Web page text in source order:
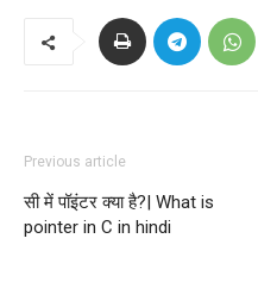
Previous article
सी में पॉइंटर क्या है?| What is
pointer in C in hindi